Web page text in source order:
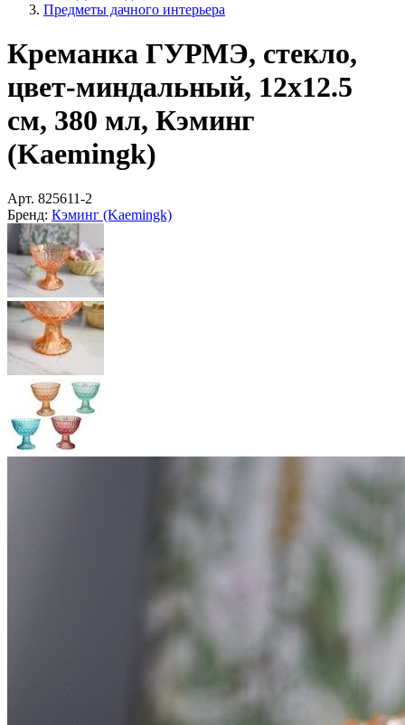
Предметы дачного интерьера
Креманка ГУРМЭ, стекло,
цвет-миндальный, 12x12.5
см, 380 мл, Кэминг
(Kaemingk)
Арт. 825611-2
Бренд: Кэминг (Kaemingk)